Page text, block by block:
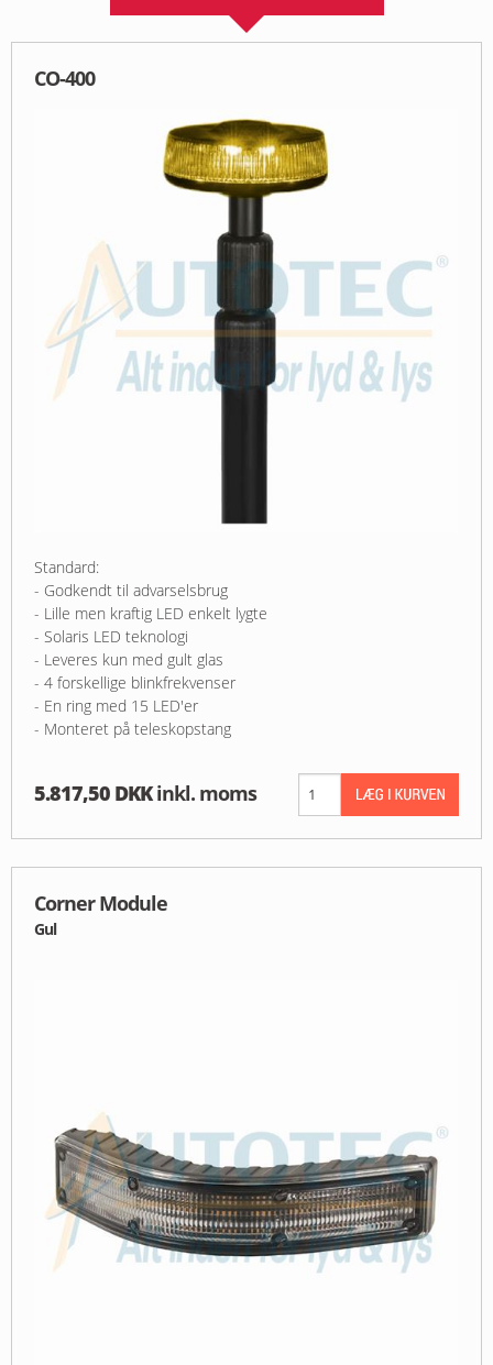
CO-400
Standard:
- Godkendt til advarselsbrug
- Lille men kraftig LED enkelt lygte
- Solaris LED teknologi
- Leveres kun med gult glas
- 4 forskellige blinkfrekvenser
- En ring med 15 LED'er
- Monteret på teleskopstang
5.817,50 DKK inkl. moms
Corner Module
Gul